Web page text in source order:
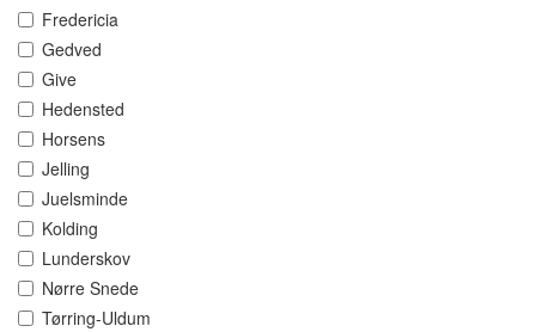
Fredericia
Gedved
Give
Hedensted
Horsens
Jelling
Juelsminde
Kolding
Lunderskov
Nørre Snede
Tørring-Uldum